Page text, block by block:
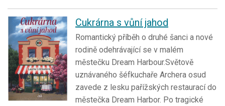
Cukrárna s vůní jahod
Romantický příběh o druhé šanci a nové
rodině odehrávající se v malém
městečku Dream Harbour.Světově
uznávaného šéfkuchaře Archera osud
zavede z lesku pařížských restaurací do
městečka Dream Harbor. Po tragické